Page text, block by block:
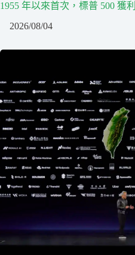
1955 年以來首次，標普 500 獲
2026/08/04